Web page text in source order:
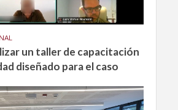
un taller de capacitación
diseñado para el caso